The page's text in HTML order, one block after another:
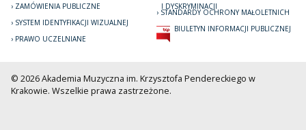
ZAMÓWIENIA PUBLICZNE
SYSTEM IDENTYFIKACJI WIZUALNEJ
PRAWO UCZELNIANE
I DYSKRYMINACJI
STANDARDY OCHRONY MAŁOLETNICH
BIULETYN INFORMACJI PUBLICZNEJ
© 2026 Akademia Muzyczna im. Krzysztofa Pendereckiego w
Krakowie. Wszelkie prawa zastrzeżone.